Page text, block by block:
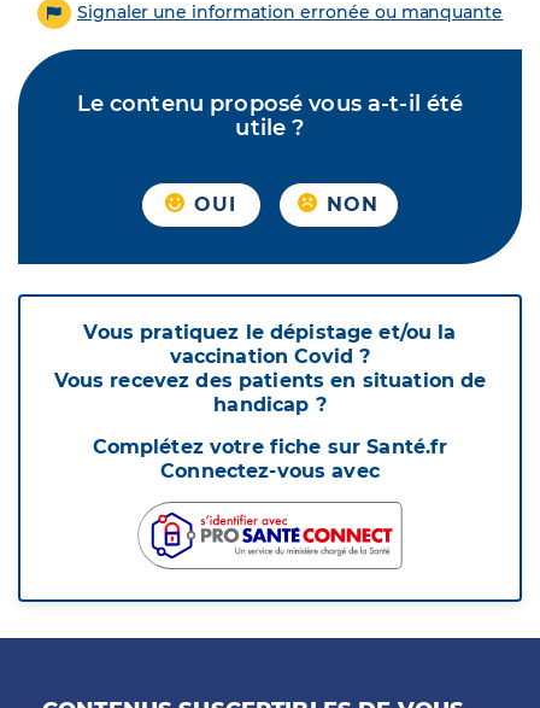
Signaler une information erronée ou manquante
Le contenu proposé vous a-t-il été
utile ?
OUI NON
Vous pratiquez le dépistage et/ou la
vaccination Covid ?
Vous recevez des patients en situation de
handicap ?
Complétez votre fiche sur Santé.fr
Connectez-vous avec